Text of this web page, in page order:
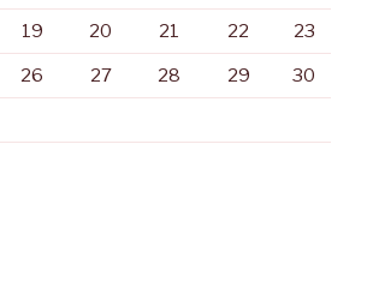
19 20 21 22 23
26 27 28 29 30